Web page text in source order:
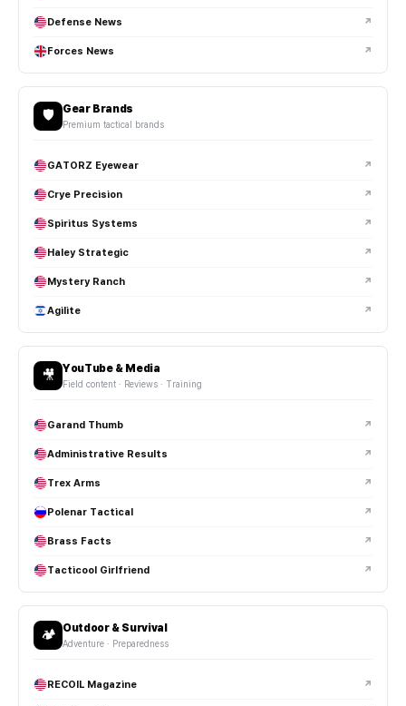
Defense News ↗
Forces News ↗
🛡️ Gear Brands
Premium tactical brands
GATORZ Eyewear ↗
Crye Precision ↗
Spiritus Systems ↗
Haley Strategic ↗
Mystery Ranch ↗
Agilite ↗
🎥 YouTube & Media
Field content · Reviews · Training
Garand Thumb ↗
Administrative Results ↗
Trex Arms ↗
Polenar Tactical ↗
Brass Facts ↗
Tacticool Girlfriend ↗
🏕️ Outdoor & Survival
Adventure · Preparedness
RECOIL Magazine ↗